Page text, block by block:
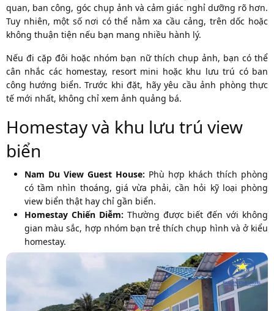
quan, ban công, góc chụp ảnh và cảm giác nghỉ dưỡng rõ hơn.
Tuy nhiên, một số nơi có thể nằm xa cầu cảng, trên dốc hoặc
không thuận tiện nếu bạn mang nhiều hành lý.
Nếu đi cặp đôi hoặc nhóm bạn nữ thích chụp ảnh, bạn có thể
cân nhắc các homestay, resort mini hoặc khu lưu trú có ban
công hướng biển. Trước khi đặt, hãy yêu cầu ảnh phòng thực
tế mới nhất, không chỉ xem ảnh quảng bá.
Homestay và khu lưu trú view
biển
Nam Du View Guest House: Phù hợp khách thích phòng
có tầm nhìn thoáng, giá vừa phải, cần hỏi kỹ loại phòng
view biển thật hay chỉ gần biển.
Homestay Chiến Diễm: Thường được biết đến với không
gian màu sắc, hợp nhóm bạn trẻ thích chụp hình và ở kiểu
homestay.